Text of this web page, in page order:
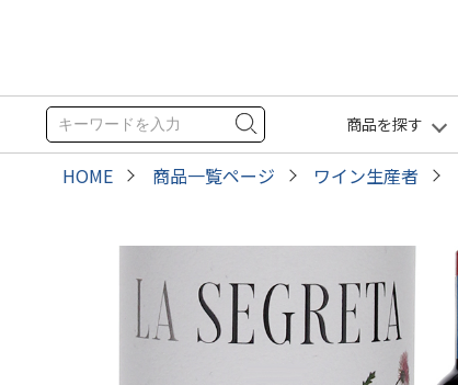
商品を探す
HOME 商品一覧ページ ワイン生産者